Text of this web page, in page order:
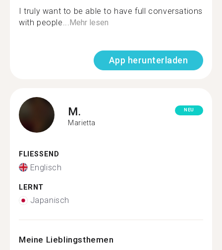
I truly want to be able to have full conversations
with people...Mehr lesen
App herunterladen
M.
Marietta
NEU
FLIESSEND
Englisch
LERNT
Japanisch
Meine Lieblingsthemen